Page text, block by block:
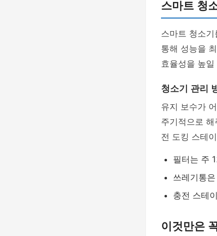
스마트 청
스마트 청소
통해 성능을
효율성을 높
청소기 관리
유지 보수가
주기적으로
전 도킹 스테
필터는 주
쓰레기통
충전 스테
이것만은